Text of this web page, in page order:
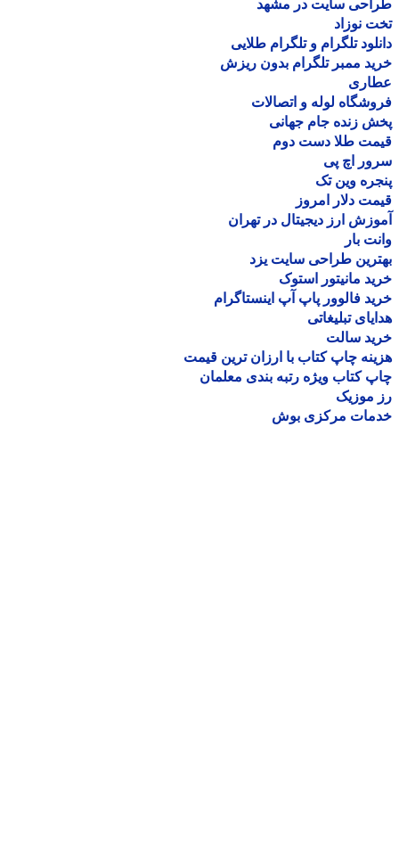
سایت در مشهد
نوزاد
تلگرام و تلگرام طلایی
ممبر تلگرام بدون ریزش
لوله و اتصالات
زنده جام جهانی
طلا دست دوم
اچ پی
وین تک
دلار امروز
ارز دیجیتال در تهران
بار
طراحی سایت یزد
مانیتور استوک
فالوور پاپ آپ اینستاگرام
تبلیغاتی
سالت
چاپ کتاب با ارزان ترین قیمت
کتاب ویژه رتبه بندی معلمان
موزیک
مرکزی بوش